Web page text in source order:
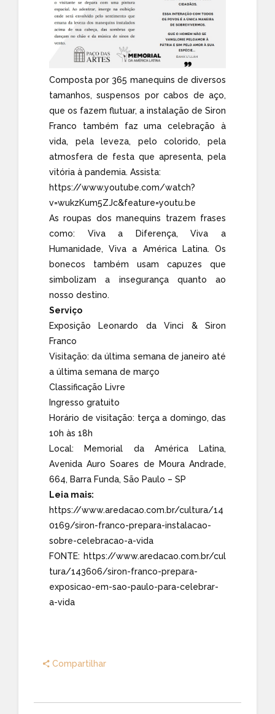
Composta por 365 manequins de diversos
tamanhos, suspensos por cabos de aço,
que os fazem flutuar, a instalação de Siron
Franco também faz uma celebração à
vida, pela leveza, pelo colorido, pela
atmosfera de festa que apresenta, pela
vitória à pandemia. Assista:
https://www.youtube.com/watch?
v=wukzKum5ZJc&feature=youtu.be
As roupas dos manequins trazem frases
como: Viva a Diferença, Viva a
Humanidade, Viva a América Latina. Os
bonecos também usam capuzes que
simbolizam a insegurança quanto ao
nosso destino.
Serviço
Exposição Leonardo da Vinci & Siron
Franco
Visitação: da última semana de janeiro até
a última semana de março
Classificação Livre
Ingresso gratuito
Horário de visitação: terça a domingo, das
10h às 18h
Local: Memorial da América Latina,
Avenida Auro Soares de Moura Andrade,
664, Barra Funda, São Paulo – SP
Leia mais:
https://www.aredacao.com.br/cultura/14
0169/siron-franco-prepara-instalacao-
sobre-celebracao-a-vida
FONTE: https://www.aredacao.com.br/cul
tura/143606/siron-franco-prepara-
exposicao-em-sao-paulo-para-celebrar-
a-vida
Compartilhar